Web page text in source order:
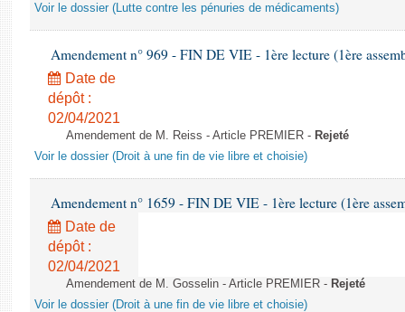
Voir le dossier (Lutte contre les pénuries de médicaments)
Amendement n° 969 - FIN DE VIE - 1ère lecture (1ère
Date de
dépôt :
02/04/2021
Amendement de M. Reiss - Article PREMIER - Rejeté
Voir le dossier (Droit à une fin de vie libre et choisie)
Amendement n° 1659 - FIN DE VIE - 1ère lecture (1ère
Date de
dépôt :
02/04/2021
Amendement de M. Gosselin - Article PREMIER - Rejeté
Voir le dossier (Droit à une fin de vie libre et choisie)